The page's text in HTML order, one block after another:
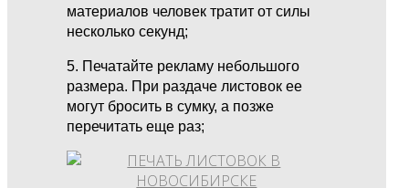
материалов человек тратит от силы
несколько секунд;
5. Печатайте рекламу небольшого
размера. При раздаче листовок ее
могут бросить в сумку, а позже
перечитать еще раз;